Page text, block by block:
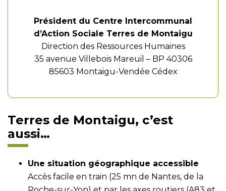
Président du Centre Intercommunal
d’Action Sociale Terres de Montaigu
Direction des Ressources Humaines
35 avenue Villebois Mareuil – BP 40306
85603 Montaigu-Vendée Cédex
Terres de Montaigu, c’est
aussi…
Une situation géographique accessible
Accès facile en train (25 mn de Nantes, de la